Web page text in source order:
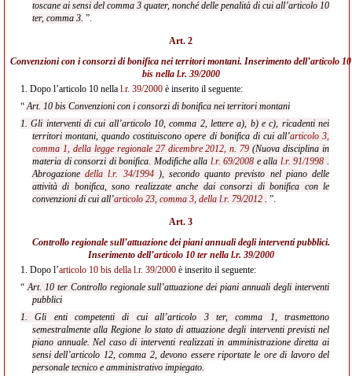
toscane ai sensi del comma 3 quater, nonché delle penalità di cui all’articolo 10
ter, comma 3. ”.
Art. 2
Convenzioni con i consorzi di bonifica nei territori montani. Inserimento dell’articolo 10
bis nella l.r. 39/2000
1. Dopo l’articolo 10 nella l.r. 39/2000 è inserito il seguente:
“Art. 10 bis Convenzioni con i consorzi di bonifica nei territori montani
1. Gli interventi di cui all’articolo 10, comma 2, lettere a), b) e c), ricadenti nei
territori montani, quando costituiscono opere di bonifica di cui all’articolo 3,
comma 1, della legge regionale 27 dicembre 2012, n. 79 (Nuova disciplina in
materia di consorzi di bonifica. Modifiche alla l.r. 69/2008 e alla l.r. 91/1998 .
Abrogazionedella l.r. 34/1994), secondo quanto previsto nel piano delle
attività di bonifica, sono realizzate anche dai consorzi di bonifica con le
convenzioni di cui all’articolo 23, comma 3, della l.r. 79/2012 . ”.
Art. 3
Controllo regionale sull’attuazione dei piani annuali degli interventi pubblici.
Inserimento dell’articolo 10 ter nella l.r. 39/2000
1. Dopo l’articolo 10 bis della l.r. 39/2000 è inserito il seguente:
“Art. 10 ter Controllo regionale sull’attuazione dei piani annuali degli interventi
pubblici
1. Gli enti competenti di cui all’articolo 3 ter, comma 1, trasmettono
semestralmente alla Regione lo stato di attuazione degli interventi previsti nel
piano annuale. Nel caso di interventi realizzati in amministrazione diretta ai
sensi dell’articolo 12, comma 2, devono essere riportate le ore di lavoro del
personale tecnico e amministrativo impiegato.